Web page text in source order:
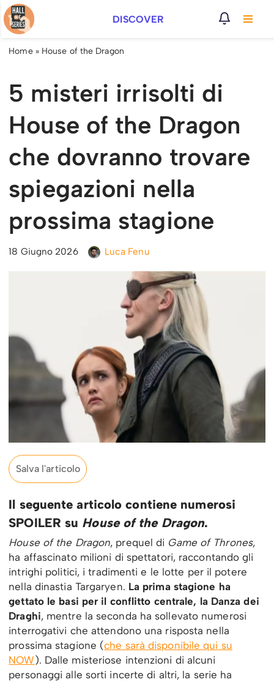
Vai
al
DISCOVER
Home» House of the Dragon
5 misteri irrisolti di
House of the Dragon
che dovranno trovare
spiegazioni nella
prossima stagione
18 Giugno 2026 Luca Fenu
Salva l'articolo
Il seguente articolo contiene numerosi
SPOILER su House of the Dragon.
House of the Dragon, prequel di Game of Thrones,
ha affascinato milioni di spettatori, raccontando gli
intrighi politici, i tradimenti e le lotte per il potere
nella dinastia Targaryen. La prima stagione ha
gettato le basi per il conflitto centrale, la Danza dei
Draghi, mentre la seconda ha sollevato numerosi
interrogativi che attendono una risposta nella
prossima stagione (che sarà disponibile qui su
NOW). Dalle misteriose intenzioni di alcuni
personaggi alle sorti incerte di altri, la serie ha